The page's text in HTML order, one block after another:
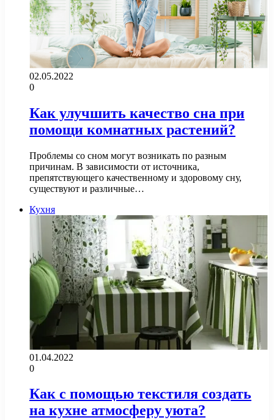
02.05.2022
0
Как улучшить качество сна при
помощи комнатных растений?
Проблемы со сном могут возникать по разным
причинам. В зависимости от источника,
препятствующего качественному и здоровому сну,
существуют и различные…
Кухня
01.04.2022
0
Как с помощью текстиля создать
на кухне атмосферу уюта?